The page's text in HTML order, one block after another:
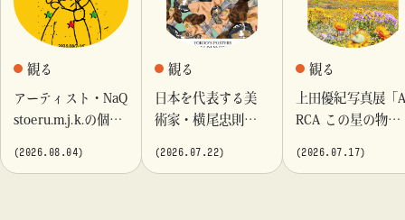
観る
アーティスト・NaQ
stoeru.m.j.k.の個展
(2026.08.04)
観る
日本を代表する美
術家・横尾忠則が
(2026.07.22)
観る
上田優紀写真展「
RCA この星の物
(2026.07.17)